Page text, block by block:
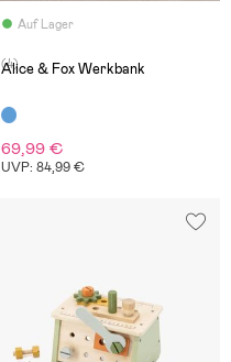
Auf Lager
(4)
Alice & Fox Werkbank
69,99 €
UVP: 84,99 €